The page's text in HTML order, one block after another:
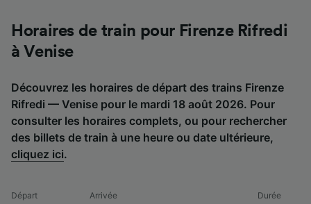
Horaires de train pour Firenze Rifredi
à Venise
Découvrez les horaires de départ des trains Firenze
Rifredi — Venise pour le mardi 18 août 2026. Pour
consulter les horaires complets, ou pour rechercher
des billets de train à une heure ou date ultérieure,
cliquez ici.
Départ Arrivée Durée